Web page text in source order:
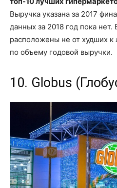
Выручка указана за 2017
данных за 2018 год пока нет.
расположены не от худших
по объему годовой выручки.
10. Globus